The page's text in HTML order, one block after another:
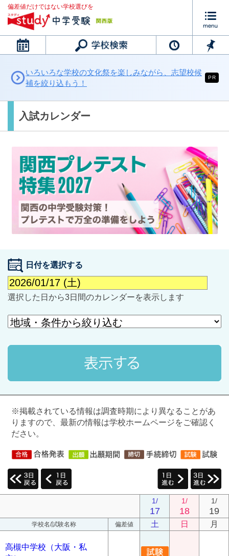
偏差値だけではない学校選びを
カレンダー
最近見た学校
学校閲覧履歴はありません
ブックマークした学校
ブックマークした学校はありません
いろいろな学校の文化祭を楽しみながら、志望校候
補を絞り込もう！
PR
入試カレンダー
日付を選択する
選択した日から3日間のカレンダーを表示します
※掲載されている情報は調査時期により異なることがあ
りますので、最新の情報は学校ホームページをご確認く
ださい。
1/
17
1/
18
1/
19
学校名/試験名称 偏差値 土 日 月
高槻中学校（大阪・私